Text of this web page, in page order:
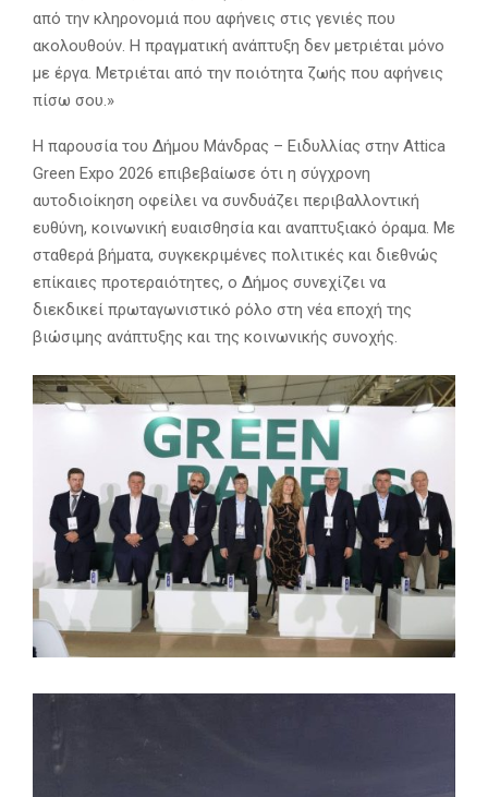
από την κληρονομιά που αφήνεις στις γενιές που
ακολουθούν. Η πραγματική ανάπτυξη δεν μετριέται μόνο
με έργα. Μετριέται από την ποιότητα ζωής που αφήνεις
πίσω σου.»
Η παρουσία του Δήμου Μάνδρας – Ειδυλλίας στην Attica
Green Expo 2026 επιβεβαίωσε ότι η σύγχρονη
αυτοδιοίκηση οφείλει να συνδυάζει περιβαλλοντική
ευθύνη, κοινωνική ευαισθησία και αναπτυξιακό όραμα. Με
σταθερά βήματα, συγκεκριμένες πολιτικές και διεθνώς
επίκαιες προτεραιότητες, ο Δήμος συνεχίζει να
διεκδικεί πρωταγωνιστικό ρόλο στη νέα εποχή της
βιώσιμης ανάπτυξης και της κοινωνικής συνοχής.